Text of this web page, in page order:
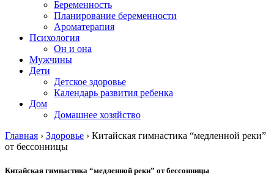
Беременность
Планирование беременности
Ароматерапия
Психология
Он и она
Мужчины
Дети
Детское здоровье
Календарь развития ребенка
Дом
Домашнее хозяйство
Главная › Здоровье › Китайская гимнастика “медленной реки”
от бессонницы
Китайская гимнастика “медленной реки” от бессонницы